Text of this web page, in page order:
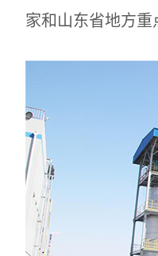
家和山东省地方重